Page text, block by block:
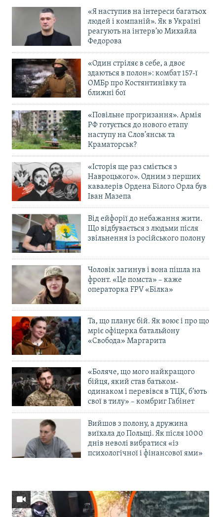
«Я наступив на інтереси багатьох
людей і компаній». Як в Україні
реагують на інтерв’ю Михайла
Федорова
«Один стріляє в себе, а двоє
здаються в полон»: комбат 157-ї
ОМБр про Костянтинівку та
ближні бої
«Повільне прогризання». Армія
РФ готується до нового етапу
наступу на Слов’янськ та
Краматорськ?
«Історія ще раз сміється з
Навроцького». Одним з перших
кавалерів Ордена Білого Орла був
Іван Мазепа
Від ейфорії до небажання жити.
Що відбувається з людьми після
звільнення із російського полону
Чоловік загинув і вона пішла на
фронт. «Це помста» – каже
операторка FPV «Білка»
Та, що планує бій. Як воює і про що
мріє офіцерка батальйону
«Свобода» Маргарита
«Боляче, що мого найкращого
бійця, який став батьком-
одинаком і перевівся в ТЦК, б’ють
свої в тилу» – комбриг Габінет
Вийшов з полону, а дружина
виїхала до Польщі. Як після 1000
днів неволі вибратися «із
психологічної і фінансової ями»